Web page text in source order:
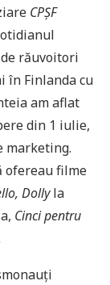
CPȘF
răuvoitori
în Finlanda cu
am aflat
din 1 iulie,
marketing.
ofereau filme
Dollyla
Cinci pentru